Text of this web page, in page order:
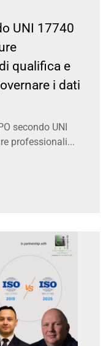
UNI 17740
qualifica e
i dati
secondo UNI
professionali...